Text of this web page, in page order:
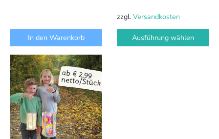
In den Warenkorb
zzgl. Versandkosten
Ausführung wählen
Dieses
Produkt
weist
mehrere
Varianten
auf.
Die